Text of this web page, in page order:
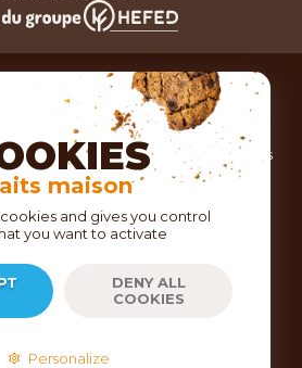
de cuisine pour concocter de
dignes d’un grand chef ?
de cuisine, nous vous
de produits issus des meilleures
Ustensiles de pâtisserie,
de table, ustensiles de cuisine,
chaleureux au sein de nos 21
également tout votre matériel
site internet toc.fr
et de la vente à distance depuis 2018.
maison
cookies and gives you control
you want to activate
DENY ALL
COOKIES
Personalize